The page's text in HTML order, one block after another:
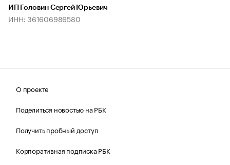
ИП Головин Сергей Юрьевич
ИНН: 361606986580
О проекте
Поделиться новостью на РБК
Получить пробный доступ
Корпоративная подписка РБК